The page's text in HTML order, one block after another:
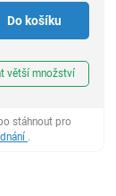
Do košíku
větší množství
stáhnout pro